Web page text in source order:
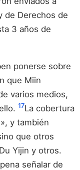
de Derechos de
3 años de
ponerse sobre
que Miin
varios medios,
17La cobertura
y también
que otros
Yijin y otros.
señalar de